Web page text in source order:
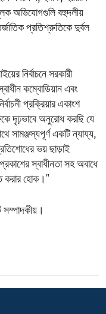
অভিযোগগুলি বহুদলীয়
প্রতিশ্রুতিকে দুর্বল
নির্বাচনে সরকারী
কম্বোডিয়ান এবং
প্রক্রিয়ার একাংশ
দৃঢ়ভাবে অনুরোধ করছি যে
সামঞ্জস্যপূর্ণ একটি ন্যায্য,
ভয় ছাড়াই
স্বাধীনতা সহ অবাধে
করার হোক।"